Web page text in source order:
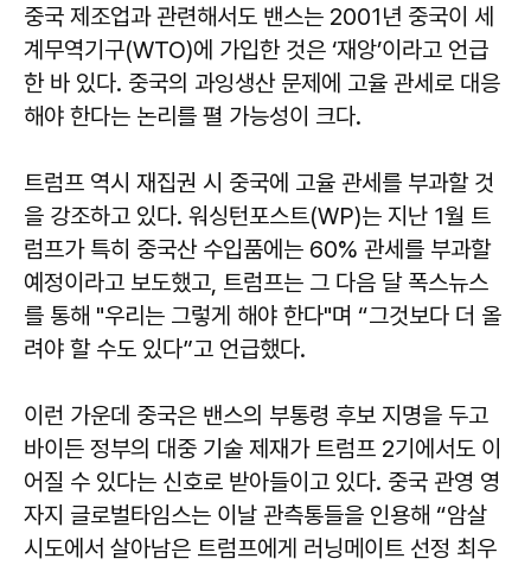
중국 제조업과 관련해서도 밴스는 2001년 중국이 세
계무역기구(WTO)에 가입한 것은 ‘재앙’이라고 언급
한 바 있다. 중국의 과잉생산 문제에 고율 관세로 대응
해야 한다는 논리를 펼 가능성이 크다.
트럼프 역시 재집권 시 중국에 고율 관세를 부과할 것
을 강조하고 있다. 워싱턴포스트(WP)는 지난 1월 트
럼프가 특히 중국산 수입품에는 60% 관세를 부과할
예정이라고 보도했고, 트럼프는 그 다음 달 폭스뉴스
를 통해 "우리는 그렇게 해야 한다"며 “그것보다 더 올
려야 할 수도 있다”고 언급했다.
이런 가운데 중국은 밴스의 부통령 후보 지명을 두고
바이든 정부의 대중 기술 제재가 트럼프 2기에서도 이
어질 수 있다는 신호로 받아들이고 있다. 중국 관영 영
자지 글로벌타임스는 이날 관측통들을 인용해 “암살
시도에서 살아남은 트럼프에게 러닝메이트 선정 최우